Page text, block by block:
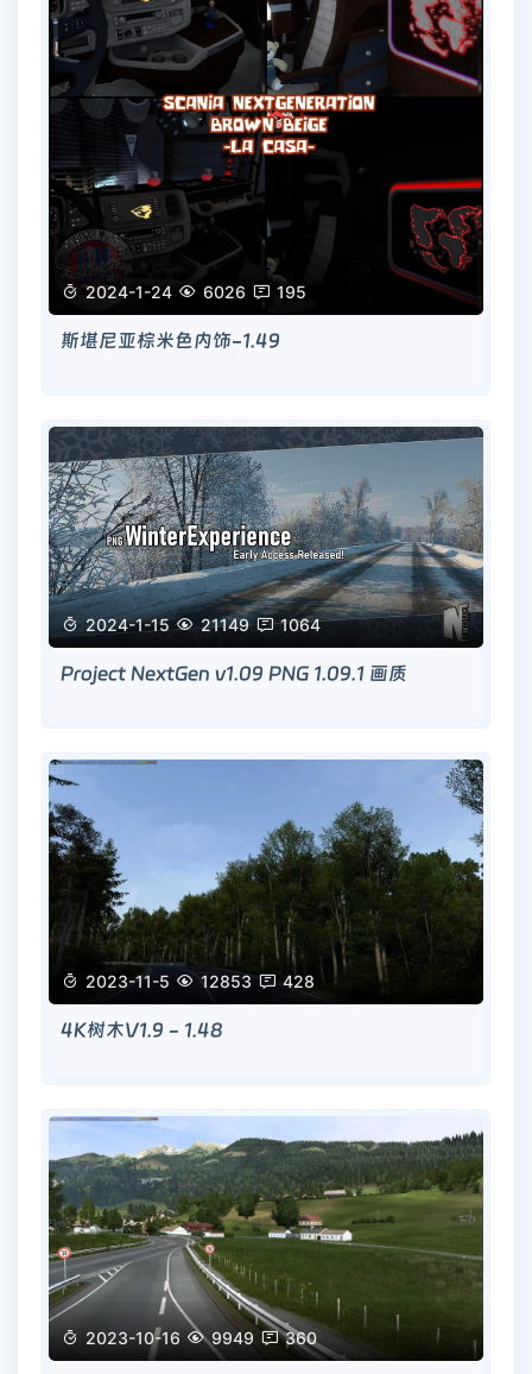
 2024-1-24  6026  195
斯堪尼亚棕米色内饰-1.49
 2024-1-15  21149  1064
Project NextGen v1.09 PNG 1.09.1 画质
 2023-11-5  12853  428
4K树木V1.9 - 1.48
 2023-10-16  9949  360